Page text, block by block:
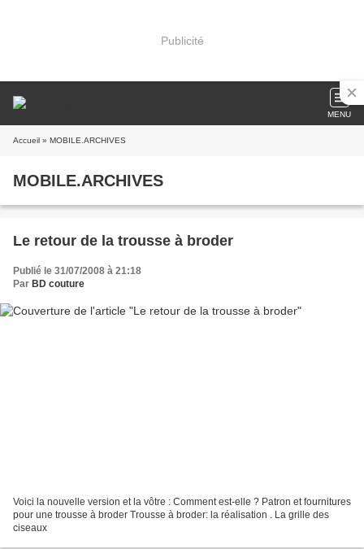
Publicité
MENU
Accueil » MOBILE.ARCHIVES
MOBILE.ARCHIVES
Le retour de la trousse à broder
Publié le 31/07/2008 à 21:18
Par BD couture
Voici la nouvelle version et la vôtre : Comment est-elle ? Patron et fournitures
pour une trousse à broder Trousse à broder: la réalisation . La grille des
ciseaux